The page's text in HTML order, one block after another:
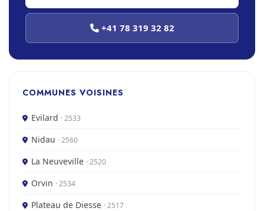
+41 78 319 32 82
COMMUNES VOISINES
Evilard · 2533
Nidau · 2560
La Neuveville · 2520
Orvin · 2534
Plateau de Diesse · 2517